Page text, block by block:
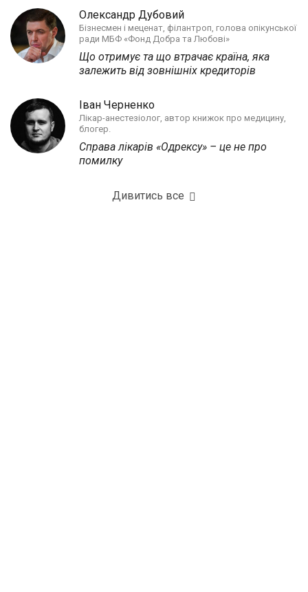
Олександр Дубовий
Бізнесмен і меценат, філантроп, голова опікунської
ради МБФ «Фонд Добра та Любові»
Що отримує та що втрачає країна, яка
залежить від зовнішніх кредиторів
Іван Черненко
Лікар-анестезіолог, автор книжок про медицину,
блогер.
Справа лікарів «Одрексу» – це не про
помилку
Дивитись все